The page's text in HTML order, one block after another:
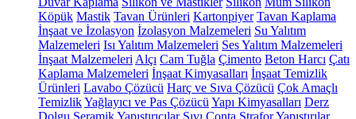
Köpük Mastik Tavan Ürünleri Kartonpiyer Tavan Kaplama
İnşaat ve İzolasyon İzolasyon Malzemeleri Su Yalıtım
Malzemeleri Isı Yalıtım Malzemeleri Ses Yalıtım Malzemeleri
İnşaat Malzemeleri Alçı Cam Tuğla Çimento Beton Harcı Çatı
Kaplama Malzemeleri İnşaat Kimyasalları İnşaat Temizlik
Ürünleri Lavabo Çözücü Harç ve Sıva Çözücü Çok Amaçlı
TemizlikYağlayıcı ve Pas Çözücü Yapı Kimyasalları Derz
Dolgu Seramik Yapıştırıcılar Sıvı Conta Strafor Yapıştırılar